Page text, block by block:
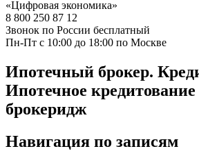
«Цифровая экономика»
8 800 250 87 12
Звонок по России бесплатный
Пн-Пт с 10:00 до 18:00 по Москве
Ипотечный брокер.
Ипотечное
брокеридж
Навигация по записям